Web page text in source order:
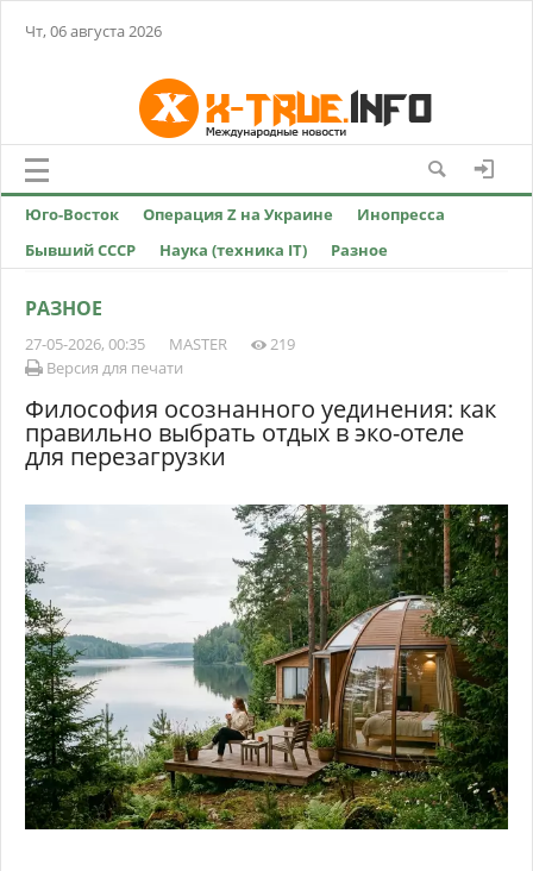
Чт, 06 августа 2026
Юго-Восток Операция Z на Украине
Инопресса
Бывший СССР
Наука (техника IT) Разное
РАЗНОЕ
27-05-2026, 00:35 MASTER
219
Версия для печати
Философия осознанного уединения: как
правильно выбрать отдых в эко-отеле
для перезагрузки